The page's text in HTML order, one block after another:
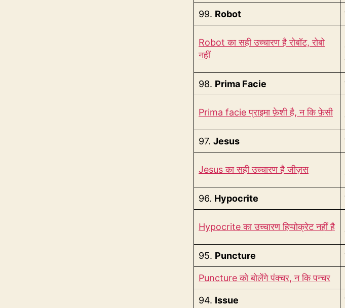
99. Robot
Robot का सही उच्चारण है रोबॉट, रोबो
नहीं
98. Prima Facie
Prima facie प्राइमा फ़ेशी है, न कि फ़ेसी
97. Jesus
Jesus का सही उच्चारण है जीज़स
96. Hypocrite
Hypocrite का उच्चारण हिप्पोक्रेट नहीं है
95. Puncture
Puncture को बोलेंगे पंक्चर, न कि पन्चर
94. Issue